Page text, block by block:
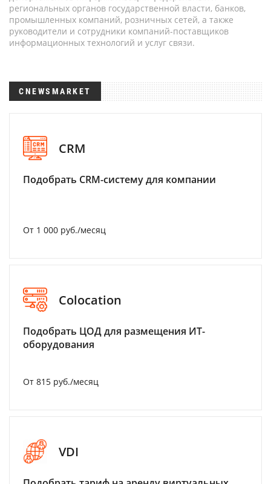
региональных органов государственной власти, банков,
промышленных компаний, розничных сетей, а также
руководители и сотрудники компаний-поставщиков
информационных технологий и услуг связи.
CNEWSMARKET
CRM
Подобрать CRM-систему для компании
От 1 000 руб./месяц
Colocation
Подобрать ЦОД для размещения ИТ-
оборудования
От 815 руб./месяц
VDI